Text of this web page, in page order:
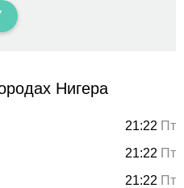
Нигера
21:22 Пт
21:22 Пт
21:22 Пт